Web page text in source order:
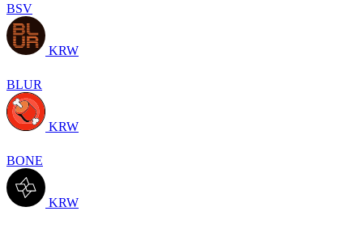
BSV
KRW
BLUR
KRW
BONE
KRW